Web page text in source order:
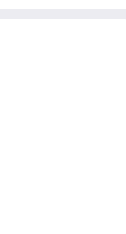
взятой
походов на
причем по
что цена
вам
на них